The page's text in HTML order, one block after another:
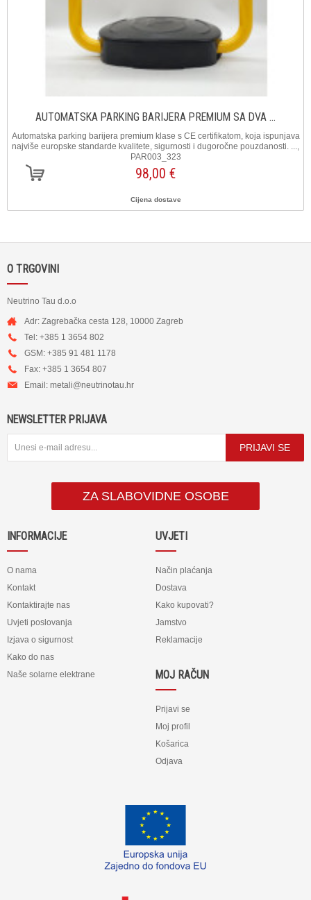
AUTOMATSKA PARKING BARIJERA PREMIUM SA DVA ...
Automatska parking barijera premium klase s CE certifikatom, koja ispunjava
najviše europske standarde kvalitete, sigurnosti i dugoročne pouzdanosti. ...,
PAR003_323
98,00 €
Cijena dostave
O TRGOVINI
Neutrino Tau d.o.o
Adr: Zagrebačka cesta 128, 10000 Zagreb
Tel: +385 1 3654 802
GSM: +385 91 481 1178
Fax: +385 1 3654 807
Email: metali@neutrinotau.hr
NEWSLETTER PRIJAVA
PRIJAVI SE
ZA SLABOVIDNE OSOBE
INFORMACIJE
O nama
Kontakt
Kontaktirajte nas
Uvjeti poslovanja
Izjava o sigurnost
Kako do nas
Naše solarne elektrane
UVJETI
Način plaćanja
Dostava
Kako kupovati?
Jamstvo
Reklamacije
MOJ RAČUN
Prijavi se
Moj profil
Košarica
Odjava